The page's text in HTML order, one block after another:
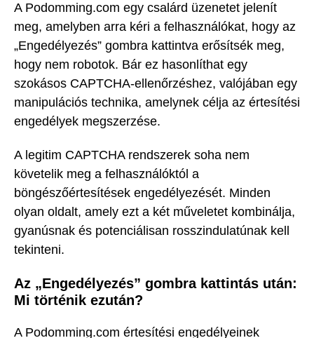
A Podomming.com egy csalárd üzenetet jelenít
meg, amelyben arra kéri a felhasználókat, hogy az
„Engedélyezés” gombra kattintva erősítsék meg,
hogy nem robotok. Bár ez hasonlíthat egy
szokásos CAPTCHA-ellenőrzéshez, valójában egy
manipulációs technika, amelynek célja az értesítési
engedélyek megszerzése.
A legitim CAPTCHA rendszerek soha nem
követelik meg a felhasználóktól a
böngészőértesítések engedélyezését. Minden
olyan oldalt, amely ezt a két műveletet kombinálja,
gyanúsnak és potenciálisan rosszindulatúnak kell
tekinteni.
Az „Engedélyezés” gombra kattintás után:
Mi történik ezután?
A Podomming.com értesítési engedélyeinek